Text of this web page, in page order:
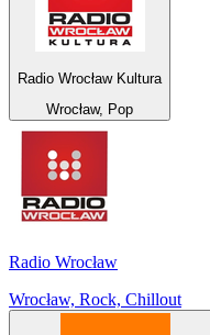
Radio Wrocław Kultura
Wrocław, Pop
Radio Wrocław
Wrocław, Rock, Chillout